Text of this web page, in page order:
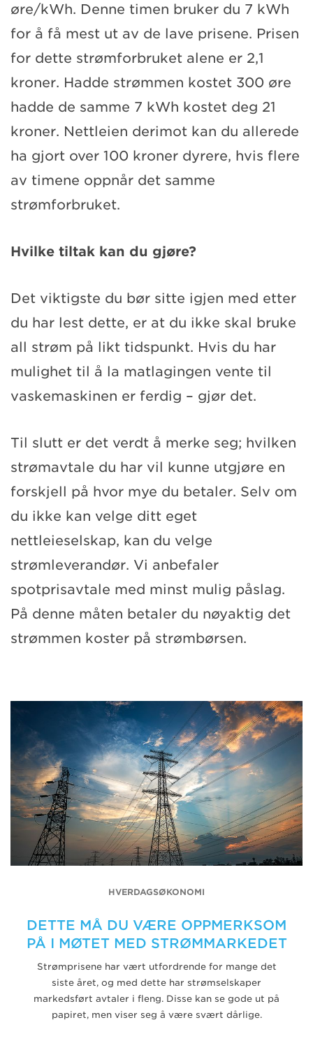
øre/kWh. Denne timen bruker du 7 kWh
for å få mest ut av de lave prisene. Prisen
for dette strømforbruket alene er 2,1
kroner. Hadde strømmen kostet 300 øre
hadde de samme 7 kWh kostet deg 21
kroner. Nettleien derimot kan du allerede
ha gjort over 100 kroner dyrere, hvis flere
av timene oppnår det samme
strømforbruket.
Hvilke tiltak kan du gjøre?
Det viktigste du bør sitte igjen med etter
du har lest dette, er at du ikke skal bruke
all strøm på likt tidspunkt. Hvis du har
mulighet til å la matlagingen vente til
vaskemaskinen er ferdig – gjør det.
Til slutt er det verdt å merke seg; hvilken
strømavtale du har vil kunne utgjøre en
forskjell på hvor mye du betaler. Selv om
du ikke kan velge ditt eget
nettleieselskap, kan du velge
strømleverandør. Vi anbefaler
spotprisavtale med minst mulig påslag.
På denne måten betaler du nøyaktig det
strømmen koster på strømbørsen.
HVERDAGSØKONOMI
DETTE MÅ DU VÆRE OPPMERKSOM
PÅ I MØTET MED STRØMMARKEDET
Strømprisene har vært utfordrende for mange det
siste året, og med dette har strømselskaper
markedsført avtaler i fleng. Disse kan se gode ut på
papiret, men viser seg å være svært dårlige.